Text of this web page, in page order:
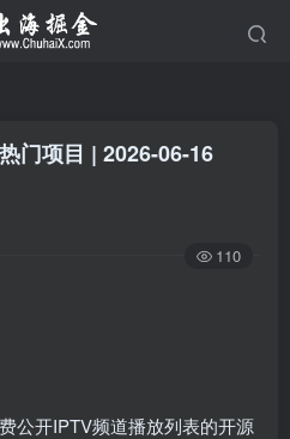
门项目 | 2026-06-16
110
公开IPTV频道播放列表的开源